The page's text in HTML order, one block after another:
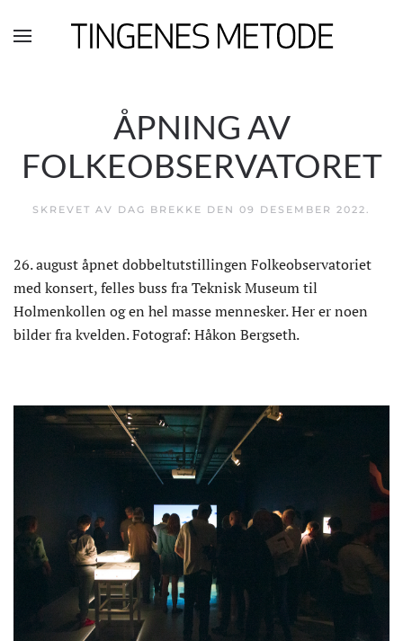
Skip to main content
ÅPNING AV
FOLKEOBSERVATORET
SKREVET AV DAG BREKKE DEN 09 DESEMBER 2022.
26. august åpnet dobbeltutstillingen Folkeobservatoriet
med konsert, felles buss fra Teknisk Museum til
Holmenkollen og en hel masse mennesker. Her er noen
bilder fra kvelden. Fotograf: Håkon Bergseth.